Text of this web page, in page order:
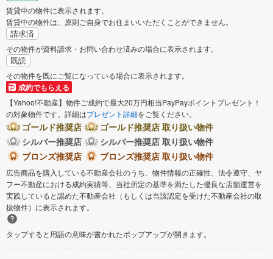
賃貸中の物件に表示されます。
賃貸中の物件は、原則ご自身でお住まいいただくことができません。
請求済
その物件が資料請求・お問い合わせ済みの場合に表示されます。
既読
その物件を既にご覧になっている場合に表示されます。
成約でもらえる
【Yahoo!不動産】物件ご成約で最大20万円相当PayPayポイントプレゼント！
の対象物件です。詳細はプレゼント詳細をご覧ください。
ゴールド推奨店
ゴールド推奨店 取り扱い物件
シルバー推奨店
シルバー推奨店 取り扱い物件
ブロンズ推奨店
ブロンズ推奨店 取り扱い物件
広告商品を購入している不動産会社のうち、物件情報の正確性、法令遵守、ヤ
フー不動産における成約実績等、当社所定の基準を満たした優良な店舗運営を
実践していると認めた不動産会社（もしくは当該認定を受けた不動産会社の取
扱物件）に表示されます。
タップすると用語の意味が書かれたポップアップが開きます。